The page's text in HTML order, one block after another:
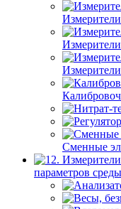
Сменные
параметров среды